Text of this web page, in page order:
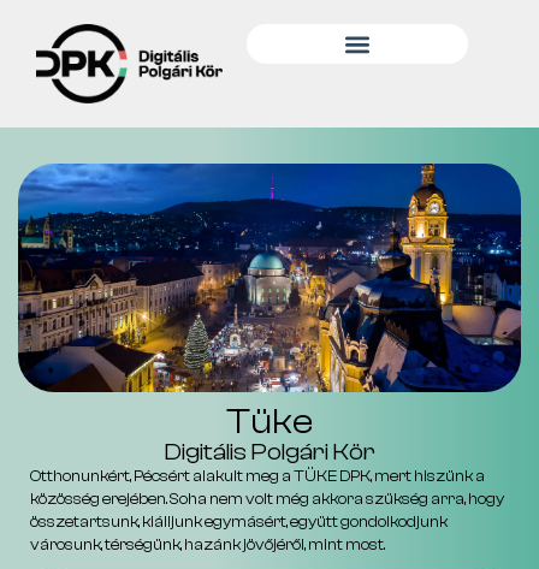
Tüke
Digitális Polgári Kör
Otthonunkért, Pécsért alakult meg a TÜKE DPK, mert hiszünk a
közösség erejében. Soha nem volt még akkora szükség arra, hogy
összetartsunk, kiálljunk egymásért, együtt gondolkodjunk
városunk, térségünk, hazánk jövőjéről, mint most.